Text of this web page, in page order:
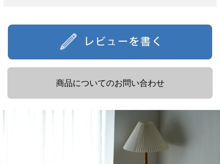
商品についてのお問い合わせ